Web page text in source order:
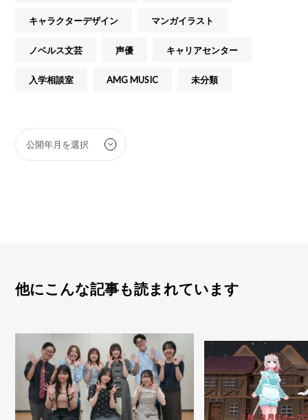
キャラクターデザイン マンガイラスト
ノベルス文芸 声優 キャリアセンター
入学相談室 AMG MUSIC 未分類
他にこんな記事も読まれています